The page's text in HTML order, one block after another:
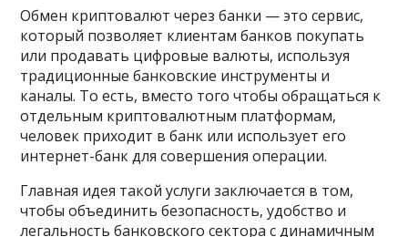
Обмен криптовалют через банки — это сервис,
который позволяет клиентам банков покупать
или продавать цифровые валюты, используя
традиционные банковские инструменты и
каналы. То есть, вместо того чтобы обращаться к
отдельным криптовалютным платформам,
человек приходит в банк или использует его
интернет-банк для совершения операции.
Главная идея такой услуги заключается в том,
чтобы объединить безопасность, удобство и
легальность банковского сектора с динамичным